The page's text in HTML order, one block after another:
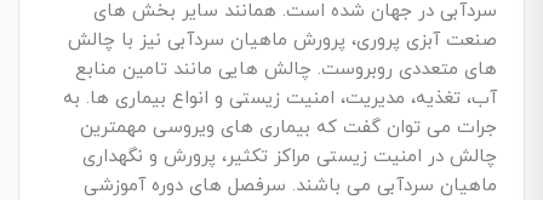
سردآبی در جهان شده است. همانند سایر بخش های
صنعت آبزی پروری، پرورش ماهیان سردآبی نیز با چالش
های متعددی روبروست. چالش هایی مانند تامین منابع
آب، تغذیه، مدیریت، امنیت زیستی و انواع بیماری ها. به
جرات می توان گفت که بیماری های ویروسی مهمترین
چالش در امنیت زیستی مراکز تکثیر، پرورش و نگهداری
ماهیان سردآبی می باشند. سرفصل های دوره آموزشی